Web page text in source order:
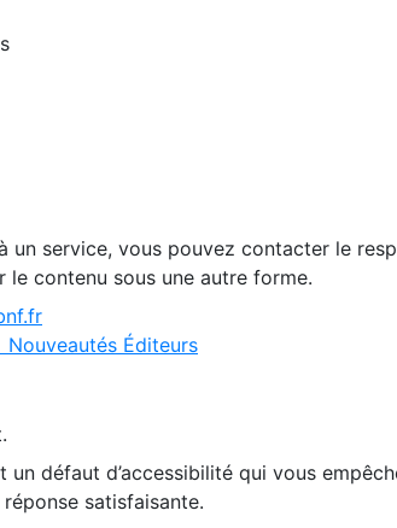
un service, vous pouvez contacter le
contenu sous une autre forme.
Éditeurs
défaut d’accessibilité qui vous
satisfaisante.